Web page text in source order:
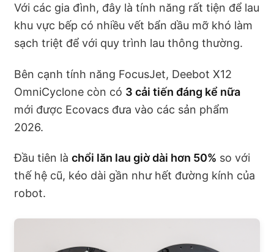
Với các gia đình, đây là tính năng rất tiện để lau
khu vực bếp có nhiều vết bẩn dầu mỡ khó làm
sạch triệt để với quy trình lau thông thường.
Bên cạnh tính năng FocusJet, Deebot X12
OmniCyclone còn có 3 cải tiến đáng kể nữa
mới được Ecovacs đưa vào các sản phẩm
2026.
Đầu tiên là chổi lăn lau giờ dài hơn 50% so với
thế hệ cũ, kéo dài gần như hết đường kính của
robot.